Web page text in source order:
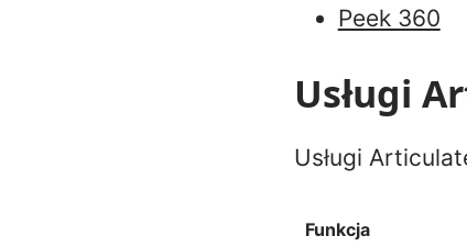
Peek 360
Usługi
Usługi
Funkcja